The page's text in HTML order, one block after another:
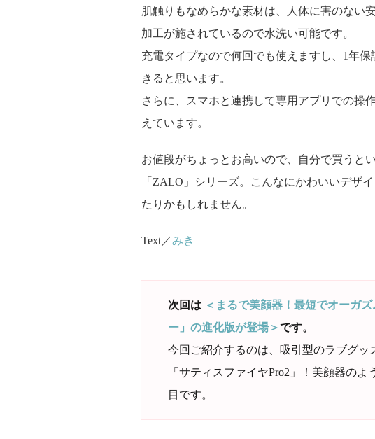
肌触りもなめらかな素材は、人体に害のない
加工が施されているので水洗い可能です。
充電タイプなので何回でも使えますし、1年
きると思います。
さらに、スマホと連携して専用アプリでの操
えています。
お値段がちょっとお高いので、自分で買うと
「ZALO」シリーズ。こんなにかわいいデザ
たりかもしれません。
Text／みき
次回は ＜まるで美顔器！最短でオーガ
ー」の進化版が登場＞です。
今回ご紹介するのは、吸引型のラブグッ
「サティスファイヤPro2」！美顔器の
目です。